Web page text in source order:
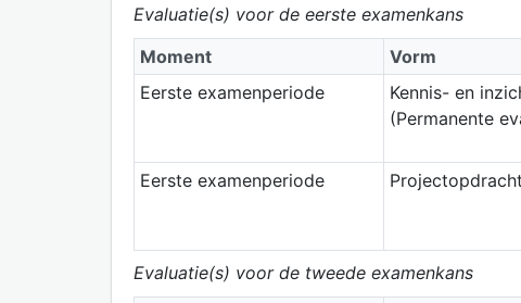
Evaluatie(s) voor de eerste examenkans
Moment
Vorm
Eerste examenperiode
Kennis- en
(Permanente
Eerste examenperiode
Projectopdracht
Evaluatie(s) voor de tweede examenkans